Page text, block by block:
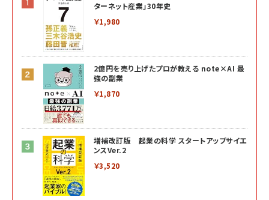
ターネット産業」30年史
￥1,980
2億円を売り上げたプロが教える note×AI 最
強の副業
￥1,870
増補改訂版 起業の科学 スタートアップサイエ
ンスVer.2
￥3,520